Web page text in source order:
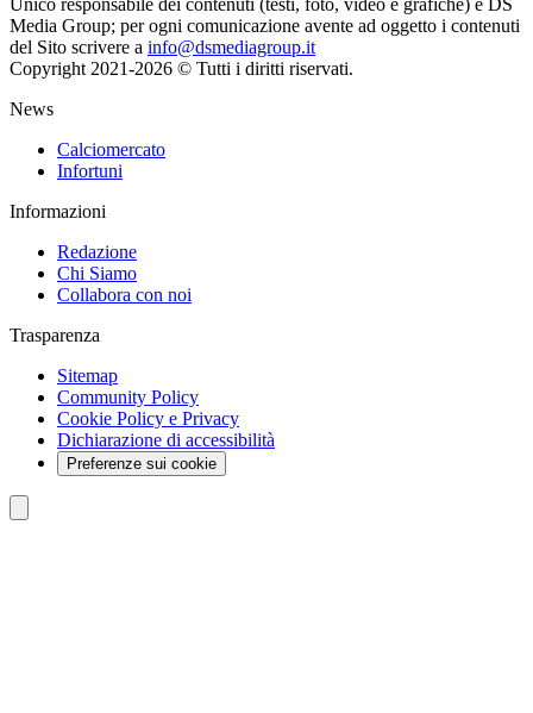
Media Group; per ogni comunicazione avente ad oggetto i contenuti
del Sito scrivere a info@dsmediagroup.it
Copyright 2021-2026 © Tutti i diritti riservati.
News
Calciomercato
Infortuni
Informazioni
Redazione
Chi Siamo
Collabora con noi
Trasparenza
Sitemap
Community Policy
Cookie Policy e Privacy
Dichiarazione di accessibilità
Preferenze sui cookie